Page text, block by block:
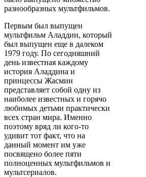
разнообразных мультфильмов.
Первым был выпущен
мультфильм Аладдин, который
был выпущен еще в далеком
1979 году. По сегодняшний
день известная каждому
история Аладдина и
принцессы Жасмин
представляет собой одну из
наиболее известных и горячо
любимых детьми практически
всех стран мира. Именно
поэтому вряд ли кого-то
удивит тот факт, что на
данный момент им уже
посвящено более пяти
полноценных мультфильмов и
мультсериалов.